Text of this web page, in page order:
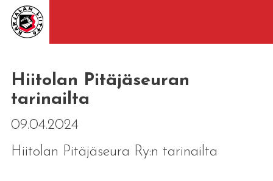
Hiitolan Pitäjäseuran
tarinailta
09.04.2024
Hiitolan Pitäjäseura Ry:n tarinailta